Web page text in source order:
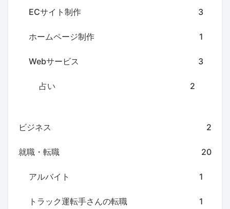
ECサイト制作 3
ホームページ制作 1
Webサービス 3
占い 2
ビジネス 2
就職・転職 20
アルバイト 1
トラック運転手さんの転職 1